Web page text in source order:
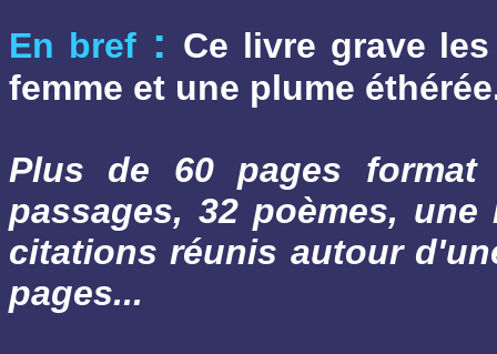
En bref: Ce livre grave
femme et une plume
Plus de 60 pages
passages, 32 poèmes,
citations réunis autour
pages...